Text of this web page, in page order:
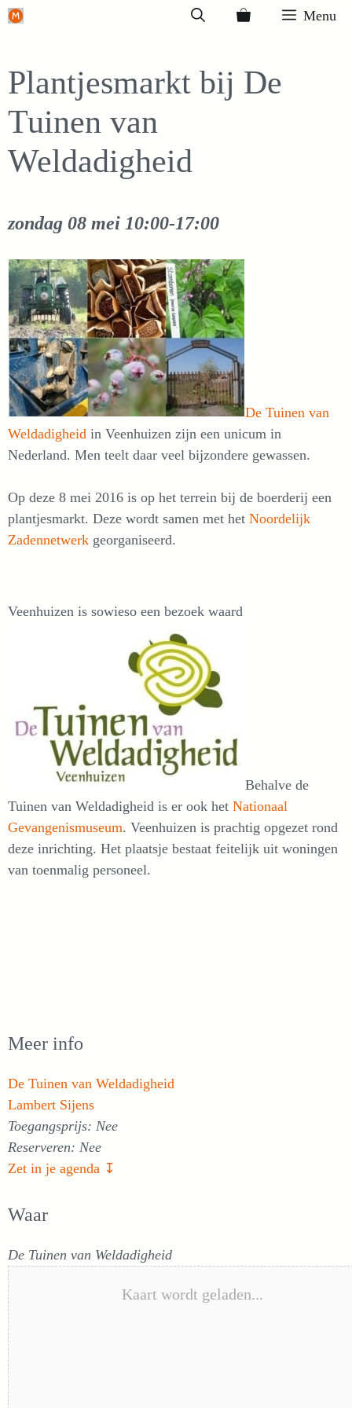
Ga
inhoud
Menu
Plantjesmarkt bij De
Tuinen van
Weldadigheid
zondag 08 mei 10:00-17:00
De Tuinen van
Weldadigheid in Veenhuizen zijn een unicum in
Nederland. Men teelt daar veel bijzondere gewassen.
Op deze 8 mei 2016 is op het terrein bij de boerderij een
plantjesmarkt. Deze wordt samen met het Noordelijk
Zadennetwerk georganiseerd.
Veenhuizen is sowieso een bezoek waard
Behalve de
Tuinen van Weldadigheid is er ook het Nationaal
Gevangenismuseum. Veenhuizen is prachtig opgezet rond
deze inrichting. Het plaatsje bestaat feitelijk uit woningen
van toenmalig personeel.
Meer info
De Tuinen van Weldadigheid
Lambert Sijens
Toegangsprijs: Nee
Reserveren: Nee
Zet in je agenda ↧
Waar
De Tuinen van Weldadigheid
Kaart wordt geladen...